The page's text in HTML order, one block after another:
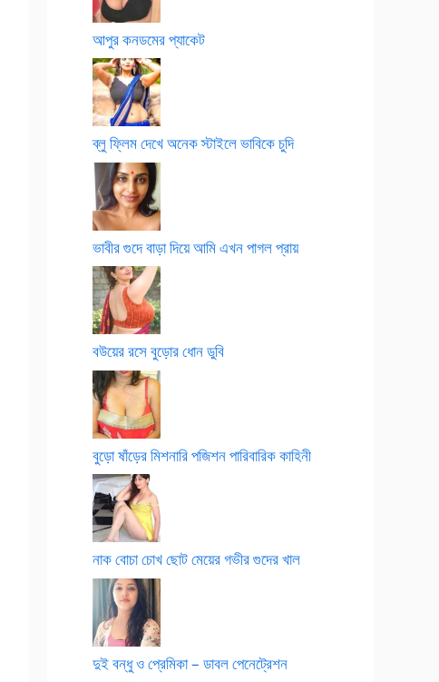
আপুর কনডমের প্যাকেট
ব্লু ফ্লিম দেখে অনেক স্টাইলে ভাবিকে চুদি
ভাবীর গুদে বাড়া দিয়ে আমি এখন পাগল প্রায়
বউয়ের রসে বুড়োর ধোন ডুবি
বুড়ো ষাঁড়ের মিশনারি পজিশন পারিবারিক কাহিনী
নাক বোচা চোখ ছোট মেয়ের গভীর গুদের খাল
দুই বন্ধু ও প্রেমিকা – ডাবল পেনেট্রেশন